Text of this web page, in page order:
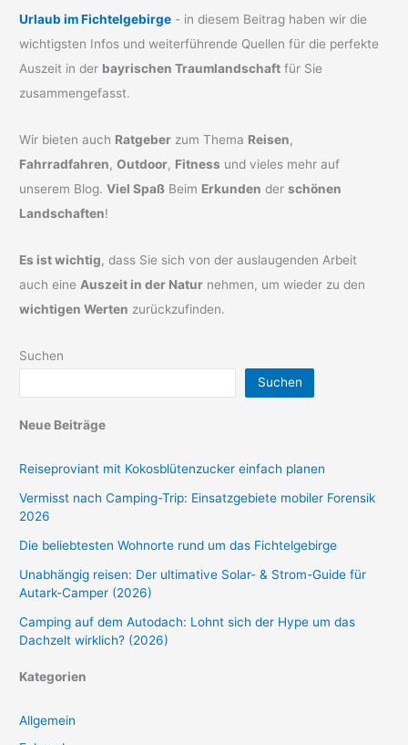
Urlaub im Fichtelgebirge - in diesem Beitrag haben wir die
wichtigsten Infos und weiterführende Quellen für die perfekte
Auszeit in der bayrischen Traumlandschaft für Sie
zusammengefasst.
Wir bieten auch Ratgeber zum Thema Reisen,
Fahrradfahren,Outdoor, Fitness und vieles mehr auf
unserem Blog.Viel Spaß Beim Erkunden derschönen
Landschaften!
Es ist wichtig, dass Sie sich von der auslaugenden Arbeit
auch eine Auszeit in der Natur nehmen, um wieder zu den
wichtigen Werten zurückzufinden.
Suchen
Suchen
Neue Beiträge
Reiseproviant mit Kokosblütenzucker einfach planen
Vermisst nach Camping-Trip: Einsatzgebiete mobiler Forensik
2026
Die beliebtesten Wohnorte rund um das Fichtelgebirge
Unabhängig reisen: Der ultimative Solar- & Strom-Guide für
Autark-Camper (2026)
Camping auf dem Autodach: Lohnt sich der Hype um das
Dachzelt wirklich? (2026)
Kategorien
Allgemein